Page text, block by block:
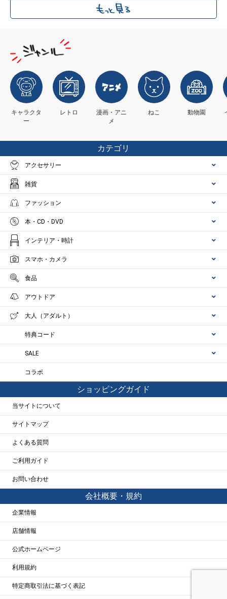
キャラクタ
ー
レトロ
漫画・アニ
メ
ねこ 動物園
カテゴリ
アクセサリー
雑貨
ファッション
本・CD・DVD
インテリア・時計
スマホ・カメラ
食品
アウトドア
大人（アダルト）
特典コード
SALE
コラボ
ショッピングガイド
当サイトについて
サイトマップ
よくある質問
ご利用ガイド
お問い合わせ
会社概要・規約
企業情報
店舗情報
公式ホームページ
利用規約
特定商取引法に基づく表記